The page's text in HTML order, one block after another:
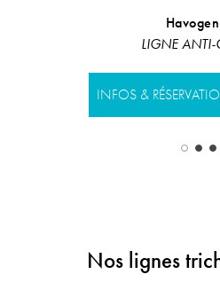
LIGNE ANTI-
INFOS &
Nos lignes